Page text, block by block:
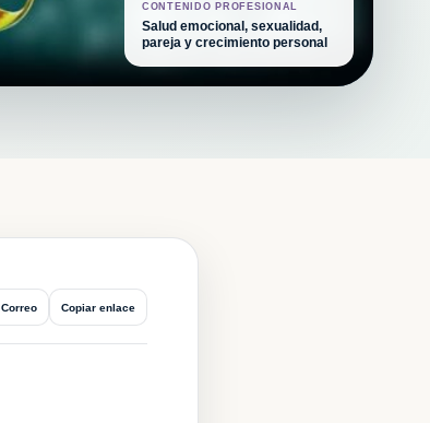
CONTENIDO PROFESIONAL
Salud emocional, sexualidad,
pareja y crecimiento personal
Correo Copiar enlace